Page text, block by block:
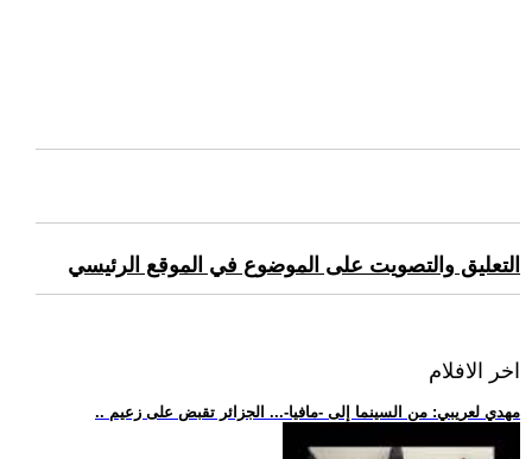
التعليق والتصويت على الموضوع في الموقع الرئيسي
اخر الافلام
.. مهدي لعريبي: من السينما إلى -مافيا-... الجزائر تقبض على زعيم